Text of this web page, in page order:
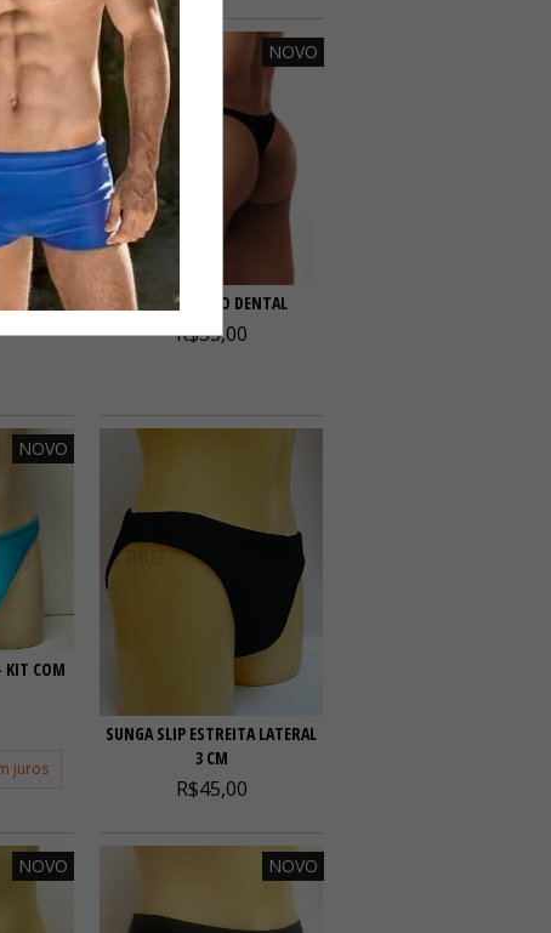
NOVO NOVO
CUECA FIT FIO DENTAL
R$33,00
NOVO
KIT COM
juros
SUNGA SLIP ESTREITA LATERAL
3 CM
R$45,00
NOVO NOVO